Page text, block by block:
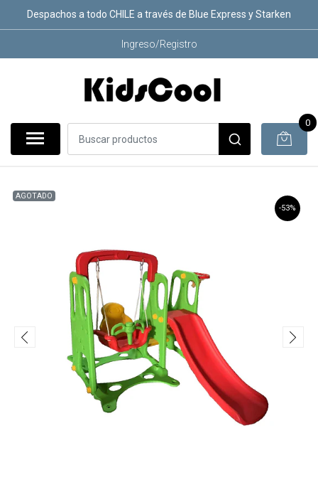
Despachos a todo CHILE a través de Blue Express y Starken
Ingreso/Registro
0
AGOTADO
-53%